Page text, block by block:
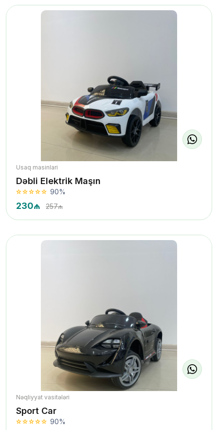
Usaq masinlari
Dəbli Elektrik Maşın
90%
230₼ 257₼
Nəqliyyat vasitələri
Sport Car
90%